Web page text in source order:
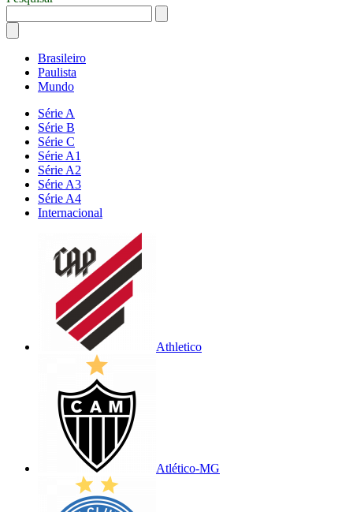
Brasileiro
Paulista
Mundo
Série A
Série B
Série C
Série A1
Série A2
Série A3
Série A4
Internacional
Athletico
Atlético-MG